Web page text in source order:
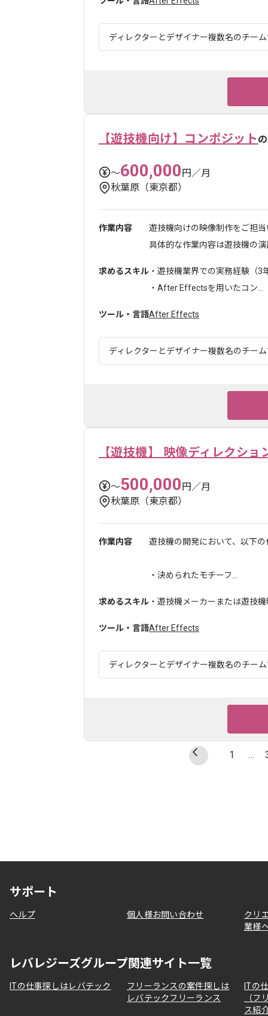
ディレクターとデザイナー複数名のチー
【遊技機向け】コンポジット
〜600,000円／月
秋葉原（東京都）
作業内容
遊技機向けの映像制作をご担
具体的な作業内容は遊技機の演
求めるスキル ・遊技機業界での実務経験（3
・After Effectsを用いたコン...
ツール・言語After Effects
ディレクターとデザイナー複数名のチー
【遊技機】 映像ディレクショ
〜500,000円／月
秋葉原（東京都）
作業内容 遊技機の開発において、以下
・決められたモチーフ...
求めるスキル ・遊技機メーカーまたは遊技
ツール・言語After Effects
ディレクターとデザイナー複数名のチー
1 …
サポート
ヘルプ 個人様お問い合わせ
クリ
業様
レバレジーズグループ関連サイト一覧
ITの仕事探しはレバテック
フリーランスの案件探しは
レバテックフリーランス
ITの
（フ
ス紹